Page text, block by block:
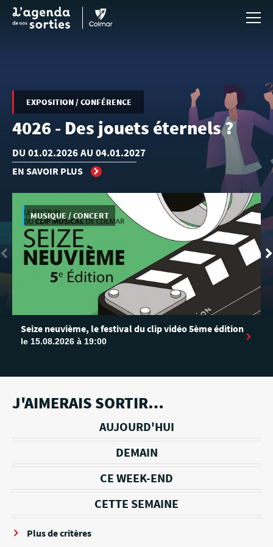
Aller au contenu principal
EXPOSITION / CONFÉRENCE
4026 - Des jouets éternels ?
DU 01.02.2026 AU 04.01.2027
EN SAVOIR PLUS
MUSIQUE / CONCERT
Seize neuvième, le festival du clip vidéo 5ème édition
le 15.08.2026 à 19:00
J'AIMERAIS SORTIR…
AUJOURD'HUI
DEMAIN
CE WEEK-END
CETTE SEMAINE
Plus de critères